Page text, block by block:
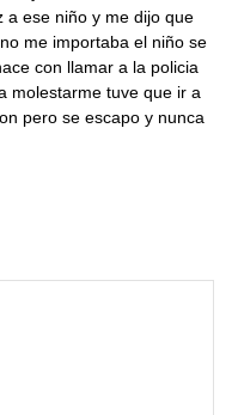
a ese niño y me dijo que
me importaba el niño se
con llamar a la policia
molestarme tuve que ir a
pero se escapo y nunca